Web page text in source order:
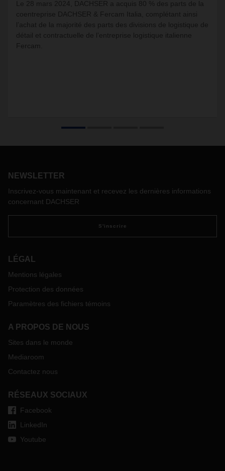
Le 28 mars 2024, DACHSER a acquis 80 % des parts de la
coentreprise DACHSER & Fercam Italia, complétant ainsi
l’achat de la majorité des parts des divisions de logistique de
détail et contractuelle de l’entreprise logistique italienne
Fercam.
NEWSLETTER
Inscrivez-vous maintenant et recevez les dernières informations
concernant DACHSER
S'inscrire
LÉGAL
Mentions légales
Protection des données
Paramètres des fichiers témoins
A PROPOS DE NOUS
Sites dans le monde
Mediaroom
Contactez nous
RÉSEAUX SOCIAUX
Facebook
LinkedIn
Youtube